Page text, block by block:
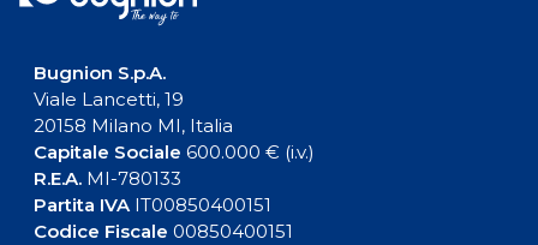
Bugnion S.p.A.
Viale Lancetti, 19
20158 Milano MI, Italia
Capitale Sociale 600.000 € (i.v.)
R.E.A.MI-780133
Partita IVAIT00850400151
Codice Fiscale 00850400151